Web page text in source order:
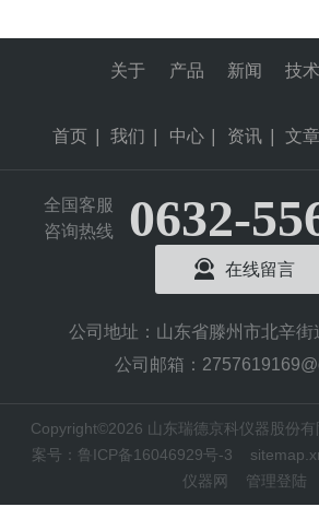
首页
关于
我们
产品
中心
新闻
资讯
技术
文章
全国客服
咨询热线
0632-
在线留言
公司地址：山东省滕州市北辛街
公司邮箱：
Copyright©2026 山东瑞德京科仪器股份
案号：鲁ICP备16046929号-3
仪器网
管理登陆